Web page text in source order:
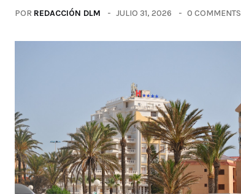
POR REDACCIÓN DLM JULIO 31, 2026 0 COMMENTS